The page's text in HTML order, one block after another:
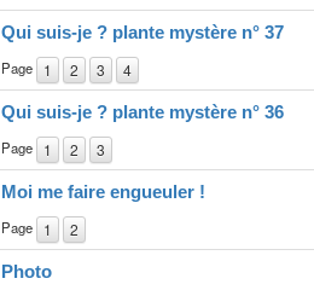
Qui suis-je ? plante mystère n° 37
Page 1 2 3 4
Qui suis-je ? plante mystère n° 36
Page 1 2 3
Moi me faire engueuler !
Page 1 2
Photo